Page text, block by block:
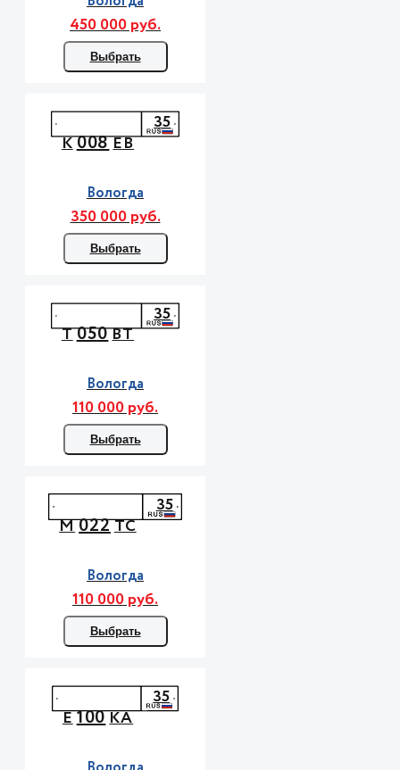
450 000 руб.
Выбрать
К008ЕВ
35
Вологда
350 000 руб.
Выбрать
Т050ВТ
35
Вологда
110 000 руб.
Выбрать
М022ТС
35
Вологда
110 000 руб.
Выбрать
Е100КА
35